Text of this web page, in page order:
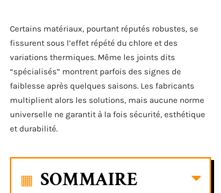
Certains matériaux, pourtant réputés robustes, se
fissurent sous l’effet répété du chlore et des
variations thermiques. Même les joints dits
“spécialisés” montrent parfois des signes de
faiblesse après quelques saisons. Les fabricants
multiplient alors les solutions, mais aucune norme
universelle ne garantit à la fois sécurité, esthétique
et durabilité.
SOMMAIRE